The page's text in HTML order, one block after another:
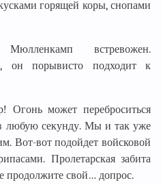
горящей коры, снопами
Мюлленкамп встревожен.
он порывисто подходит к
может переброситься
любую секунду. Мы и так уже
Вот-вот подойдет войсковой
Пролетарская забита
продолжите свой… допрос.